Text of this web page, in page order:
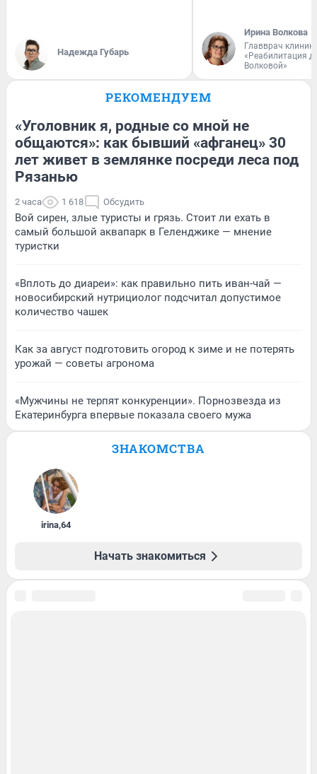
Надежда Губарь
Ирина Волкова
Главврач
«Реабилитация
Волковой»
РЕКОМЕНДУЕМ
«Уголовник я, родные со мной не
общаются»: как бывший «афганец» 30
лет живет в землянке посреди леса под
Рязанью
2 часа 1 618 Обсудить
Вой сирен, злые туристы и грязь. Стоит ли ехать в
самый большой аквапарк в Геленджике — мнение
туристки
«Вплоть до диареи»: как правильно пить иван-чай —
новосибирский нутрициолог подсчитал допустимое
количество чашек
Как за август подготовить огород к зиме и не потерять
урожай — советы агронома
«Мужчины не терпят конкуренции». Порнозвезда из
Екатеринбурга впервые показала своего мужа
ЗНАКОМСТВА
irina,64
Начать знакомиться